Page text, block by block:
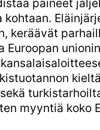
keräävät
Euroopan
myyntiä koko